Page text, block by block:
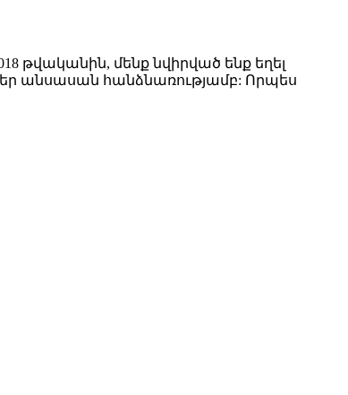
թվականին, մենք նվիրված ենք եղել
անսասան հանձնառությամբ: Որպես